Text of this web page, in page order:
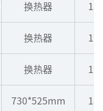
换热器
换热器
换热器
730*525mm